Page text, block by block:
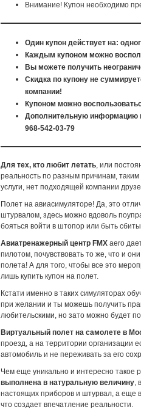
Внимание! Купон необходимо
Один купон действует на:
Каждым купоном можно
Вы можете получить
Скидка по купону не
компании!
Купоном можно
Дополнительную информацию
968-542-03-79
Для тех, кто любит летать, или
реальность по разным причинам, таким
услуги, нет подходящей компании
Полет на авиасимуляторе! Да, это
штурвалом, здесь можно вдоволь
бояться войти в штопор или быть
Авиатренажерный центр FMX aero
пилотом, почувствовать то же, что и
полета! А для того, чтобы все это
лишь купить купон на полет.
Кстати именно в таких симуляторах
при желании и ты можешь получить
любительскими, но зато можно будет
Виртуальный полет на самолете в
проезд, а на территории организации
автомобиль и не переживать за его
Чем еще уникально и интересно такое
выполнена в натуральную величину,
настоящих приборов и штурвал, а еще
что создает впечатление реальности.